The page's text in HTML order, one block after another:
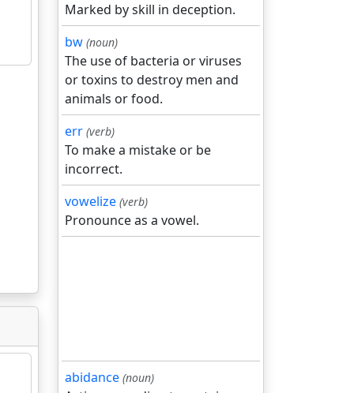
Marked by skill in deception.
bw (noun)
The use of bacteria or viruses
or toxins to destroy men and
animals or food.
err (verb)
To make a mistake or be
incorrect.
vowelize (verb)
Pronounce as a vowel.
abidance (noun)